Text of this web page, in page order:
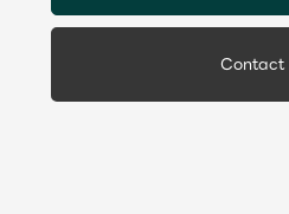
Video
Shop
Contact